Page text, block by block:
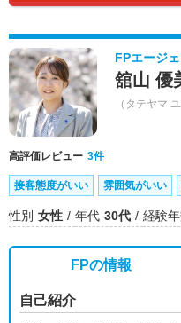
FPエージ
舘山 優
（タテヤマ ユ
高評価レビュー 3件
接客態度がいい 雰囲気がいい
性別 女性 年代 30代 経験
FPの情報
自己紹介